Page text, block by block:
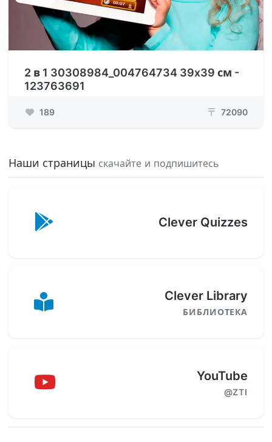
2 в 1 30308984_004764734 39x39 см -
123763691
189 ₸ 72090
Наши страницы скачайте и подпишитесь
Clever Quizzes
Clever Library
БИБЛИОТЕКА
YouTube
@ZTI